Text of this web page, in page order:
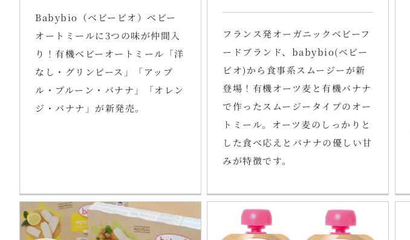
Babybio（ベビービオ）ベビー
オートミールに3つの味が仲間入
り！有機ベビーオートミール「洋
なし・グリンピース」「アップ
ル・プルーン・バナナ」「オレン
ジ・バナナ」が新発売。
フランス発オーガニックベビーフ
ードブランド、babybio(ベビー
ビオ)から食事系スムージーが新
登場！有機オーツ麦と有機バナナ
で作ったスムージータイプのオー
トミール。オーツ麦のしっかりと
した食べ応えとバナナの優しい甘
みが特徴です。